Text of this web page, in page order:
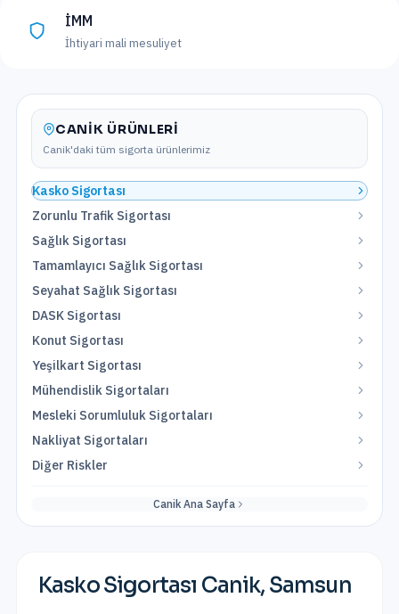
İMM
İhtiyari mali mesuliyet
CANIK ÜRÜNLERI
Canik'daki tüm sigorta ürünlerimiz
Kasko Sigortası
Zorunlu Trafik Sigortası
Sağlık Sigortası
Tamamlayıcı Sağlık Sigortası
Seyahat Sağlık Sigortası
DASK Sigortası
Konut Sigortası
Yeşilkart Sigortası
Mühendislik Sigortaları
Mesleki Sorumluluk Sigortaları
Nakliyat Sigortaları
Diğer Riskler
Canik Ana Sayfa
Kasko Sigortası Canik, Samsun